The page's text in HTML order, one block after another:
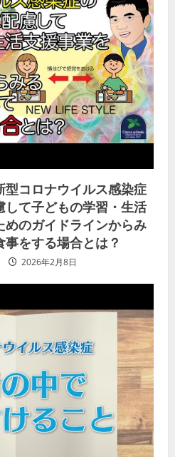
型コロナウイルス感染症
て子どもの学習・生活
のガイドラインからみ
をする場合とは？
2026年2月8日